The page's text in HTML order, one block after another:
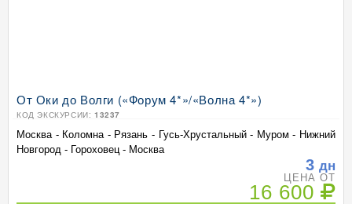
От Оки до Волги («Форум 4*»/«Волна 4*»)
КОД ЭКСКУРСИИ: 13237
Москва - Коломна - Рязань - Гусь-Хрустальный - Муром - Нижний
Новгород - Гороховец - Москва
3 дн
ЦЕНА ОТ
16 600